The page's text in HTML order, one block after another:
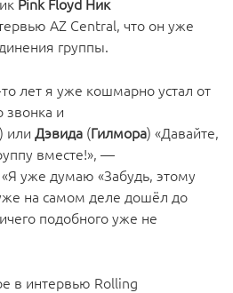
AZ Central, что он уже
группы.
лет я уже кошмарно устал от
звонка и
) или Дэвида (Гилмора) «Давайте,
вместе!», —
уже думаю «Забудь, этому
на самом деле дошёл до
подобного уже не
в интервью Rolling